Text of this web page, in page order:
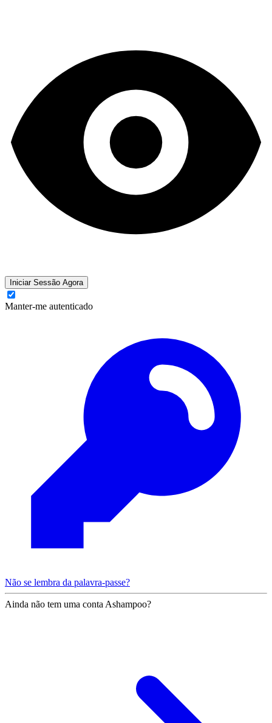
Iniciar Sessão Agora
Manter-me autenticado
Não se lembra da palavra-passe?
Ainda não tem uma conta Ashampoo?